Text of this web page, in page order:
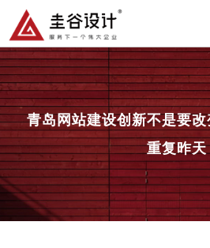
青岛网站建设创新不是要
重复昨天